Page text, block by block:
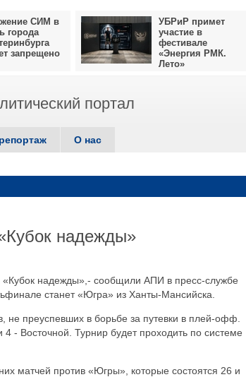
СИМ в
города
запрещено
УБРиР примет
участие в
фестивале
«Энергия РМК.
Лето»
портал
О нас
надежды»
«Кубок надежды»,- сообщили АПИ в пресс-службе
станет «Югра» из Ханты-Мансийска.
не преуспевших в борьбе за путевки в плей-офф.
- Восточной. Турнир будет проходить по системе
матчей против «Югры», которые состоятся 26 и